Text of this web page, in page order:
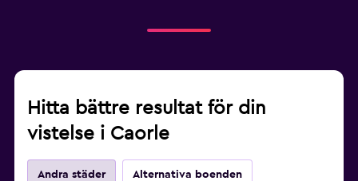
Hitta bättre resultat för din
vistelse i Caorle
Andra städer Alternativa boenden